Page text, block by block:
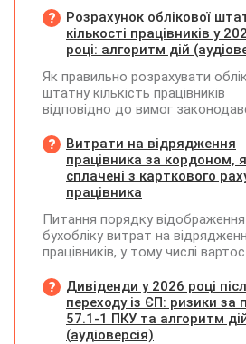
бойових дій, якщо для окремих
посад вона перевищуватиме
посадового окладу?
Розрахунок облікової
кількості працівників у
році: алгоритм дій
Як правильно розрахувати
штатну кількість працівників
відповідно до вимог
Витрати на відрядження
працівника за кордоном,
сплачені з карткового
працівника
Питання порядку
бухобліку витрат на
працівників, у тому числі
карткового рахунку працівника
підтвердження таких операцій
первинними документами,
до компетенції Мінфіну
Дивіденди у 2026 році
переходу із ЄП: ризики за
57.1-1 ПКУ та алгоритм
(аудіоверсія)